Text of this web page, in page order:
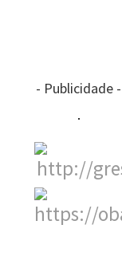
- Publicidade -